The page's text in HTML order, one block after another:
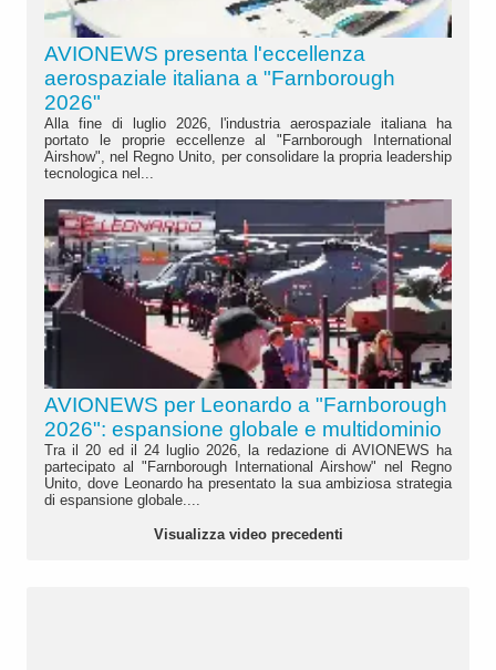
AVIONEWS presenta l'eccellenza
aerospaziale italiana a "Farnborough
2026"
Alla fine di luglio 2026, l'industria aerospaziale italiana ha
portato le proprie eccellenze al "Farnborough International
Airshow", nel Regno Unito, per consolidare la propria leadership
tecnologica nel...
AVIONEWS per Leonardo a "Farnborough
2026": espansione globale e multidominio
Tra il 20 ed il 24 luglio 2026, la redazione di AVIONEWS ha
partecipato al "Farnborough International Airshow" nel Regno
Unito, dove Leonardo ha presentato la sua ambiziosa strategia
di espansione globale....
Visualizza video precedenti